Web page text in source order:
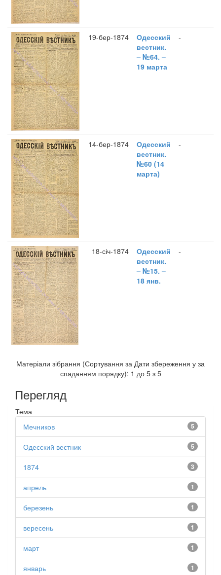
19-бер-1874
Одесский
вестник.
– №64. –
19 марта
-
14-бер-1874
Одесский
вестник.
№60 (14
марта)
-
18-січ-1874
Одесский
вестник.
– №15. –
18 янв.
-
Матеріали зібрання (Сортування за Дати збереження у за
спаданням порядку): 1 до 5 з 5
Перегляд
Тема
5
Мечников
5
Одесский вестник
3
1874
1
апрель
1
березень
1
вересень
1
март
1
январь